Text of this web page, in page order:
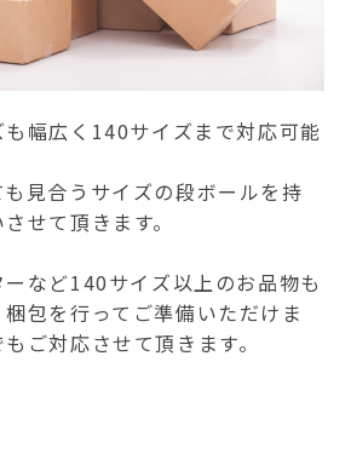
幅広く140サイズまで対応可能
見合うサイズの段ボールを持
せて頂きます。
など140サイズ以上のお品物も
包を行ってご準備いただけま
ご対応させて頂きます。